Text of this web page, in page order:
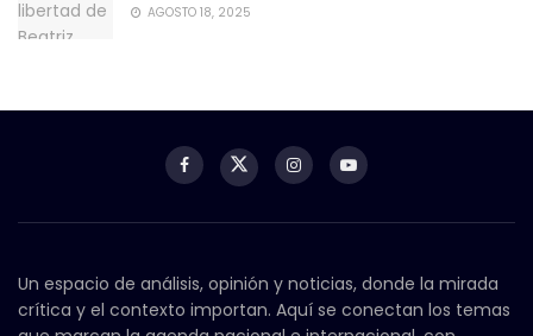
AGOSTO 18, 2025
Un espacio de análisis, opinión y noticias, donde la mirada
crítica y el contexto importan. Aquí se conectan los temas